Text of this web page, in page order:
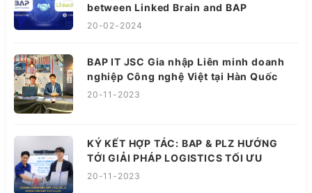
between Linked Brain and BAP
20-02-2024
BAP IT JSC Gia nhập Liên minh doanh
nghiệp Công nghệ Việt tại Hàn Quốc
20-11-2023
KÝ KẾT HỢP TÁC: BAP & PLZ HƯỚNG
TỚI GIẢI PHÁP LOGISTICS TỐI ƯU
20-11-2023